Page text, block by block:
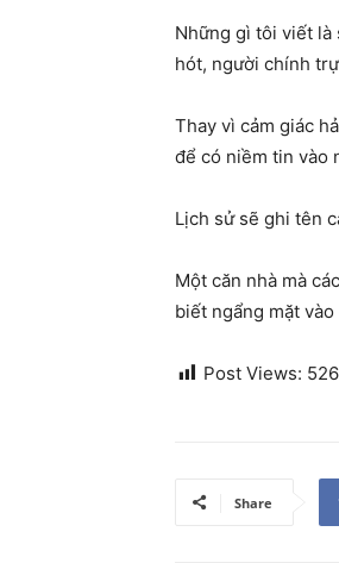
Những gì tôi viết là
hót, người chính
Thay vì cảm giác
để có niềm tin vào
Lịch sử sẽ ghi tên
Một căn nhà mà
biết ngẩng mặt
Post Views: 526
Share